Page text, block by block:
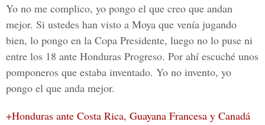
Yo no me complico, yo pongo el que creo que andan
mejor. Si ustedes han visto a Moya que venía jugando
bien, lo pongo en la Copa Presidente, luego no lo puse ni
entre los 18 ante Honduras Progreso. Por ahí escuché unos
pomponeros que estaba inventado. Yo no invento, yo
pongo el que anda mejor.
+Honduras ante Costa Rica, Guayana Francesa y Canadá